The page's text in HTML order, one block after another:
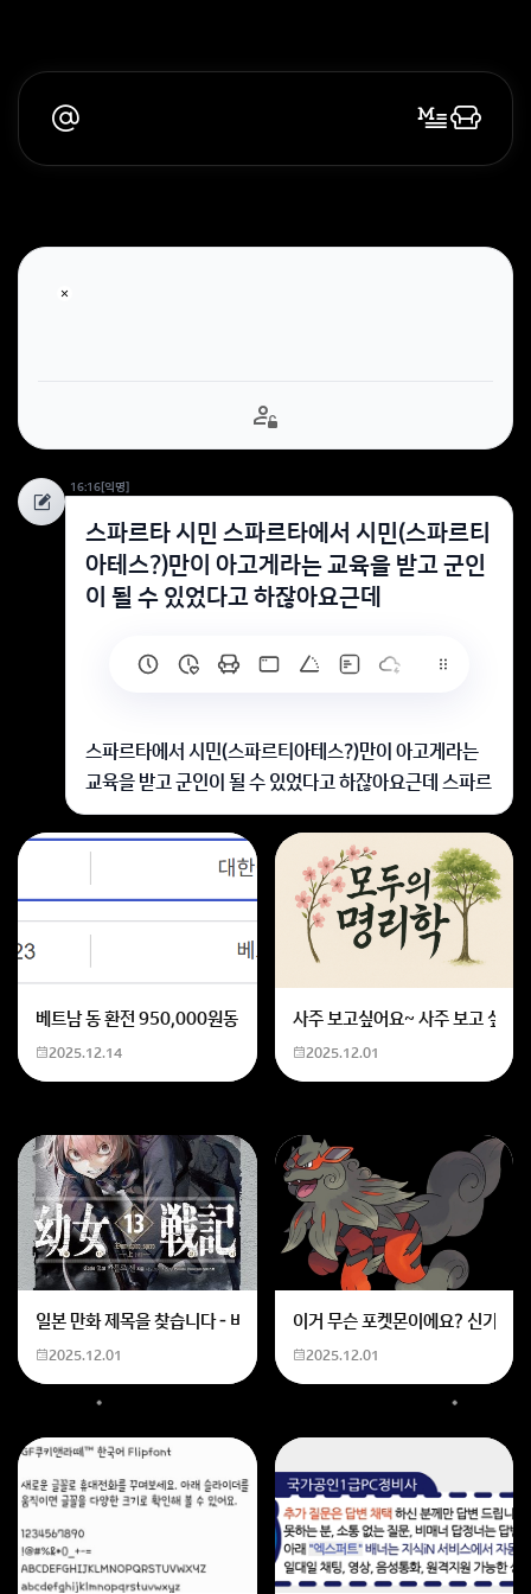
16:16[익명]
스파르타 시민 스파르타에서 시민(스파르티
아테스?)만이 아고게라는 교육을 받고 군인
이 될 수 있었다고 하잖아요근데
스파르타에서 시민(스파르티아테스?)만이 아고게라는
교육을 받고 군인이 될 수 있었다고 하잖아요근데 스파르
타의 인구구성은 시민5프로 피지배층 95프로로 시민이
엄청 적었는데 어째서 그렇게 스파르타가 강할 수 있던걸
일종의 일당 백의 소수 정예라고 보시면 됩니다.
회원가입 혹은 광고 [X]를 누르면 내용이 보입니다
베트남 동 환전 950,000원동 한화 계산할때0하나 빼고 나누기 2하면
2025.12.14
사주 보고싶어요~ 사주 보고 싶
2025.12.01
일본 만화 제목을 찾습니다 - 비행 마법 저격 여자 기억하기로는 위의 내
2025.12.01
이거 무슨 포켓몬이에요? 신기하
2025.12.01